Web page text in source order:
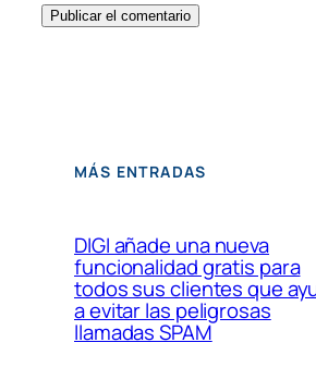
MÁS ENTRADAS
DIGI añade una nueva
funcionalidad gratis para
todos sus clientes que
a evitar las peligrosas
llamadas SPAM